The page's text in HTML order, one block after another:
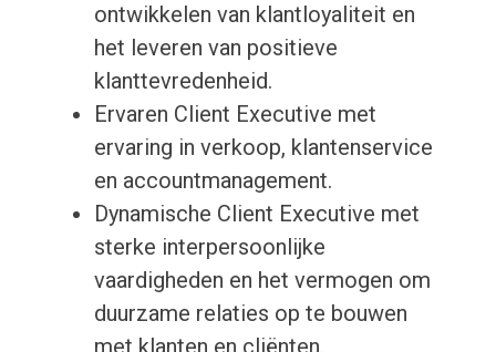
ontwikkelen van klantloyaliteit en
het leveren van positieve
klanttevredenheid.
Ervaren Client Executive met
ervaring in verkoop, klantenservice
en accountmanagement.
Dynamische Client Executive met
sterke interpersoonlijke
vaardigheden en het vermogen om
duurzame relaties op te bouwen
met klanten en cliënten.